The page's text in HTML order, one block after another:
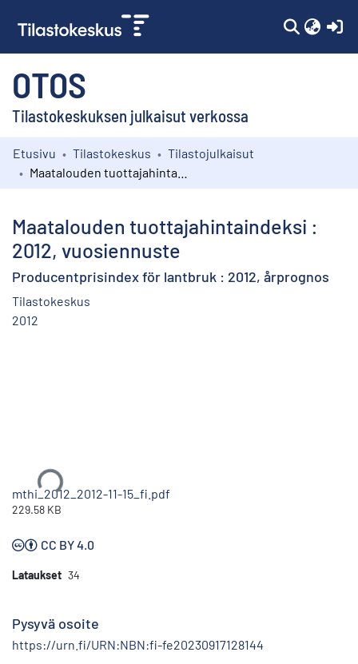
OTOS
Tilastokeskuksen julkaisut verkossa
Kokoelmat
Etusivu Tilastokeskus
Tilastojulkaisut
Maatalouden tuottajahintaindeksi :
2012, vuosiennuste
Producentprisindex för lantbruk : 2012, årprognos
Tilastokeskus
2012
Ladataan...
mthi_2012_2012-11-15_fi.pdf
229.58 KB
CC BY 4.0
Lataukset 34
Pysyvä osoite
https://urn.fi/URN:NBN:fi-fe20230917128144